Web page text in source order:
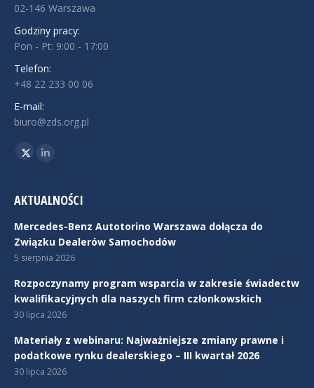
02-146 Warszawa
Godziny pracy:
Pon - Pt: 9:00 - 17:00
Telefon:
+48 22 233 00 06
E-mail:
biuro@zds.org.pl
Znajdź nas na:
TwitterLinkedin
AKTUALNOŚCI
Mercedes-Benz Autotorino Warszawa dołącza do
Związku Dealerów Samochodów
5 sierpnia 2026
Rozpoczynamy program wsparcia w zakresie świadectw
kwalifikacyjnych dla naszych firm członkowskich
30 lipca 2026
Materiały z webinaru: Najważniejsze zmiany prawne i
podatkowe rynku dealerskiego – III kwartał 2026
30 lipca 2026